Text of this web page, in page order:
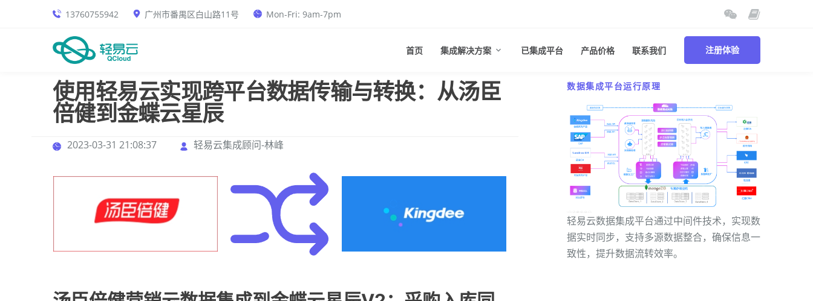
13760755942 广州市番禺区白山路11号 Mon-Fri: 9am-7pm
首页 集成解决方案 已集成平台 产品价格 联系我们 注册体验
使用轻易云实现跨平台数据传输与转换：从汤臣
倍健到金蝶云星辰
2023-03-31 21:08:37 轻易云集成顾问-林峰
数据集成平台运行原理
轻易云数据集成平台通过中间件技术，实现数
据实时同步，支持多源数据整合，确保信息一
致性，提升数据流转效率。